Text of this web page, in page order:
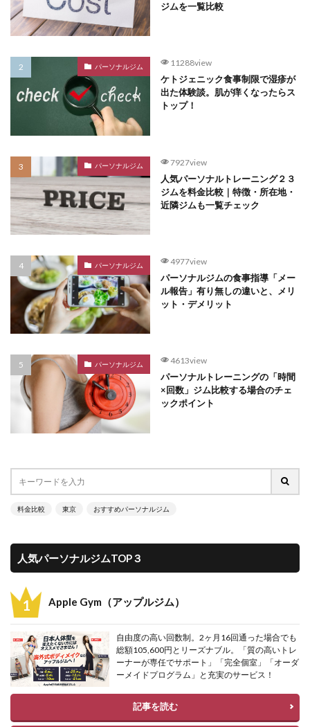
ジムを一覧比較
パーソナルジム 11288view
ケトジェニック食事制限で湿疹が
出た体験談。肌が痒くなったらス
トップ！
パーソナルジム 7927view
人気パーソナルトレーニング２３
ジムを料金比較｜特徴・所在地・
近隣ジムも一覧チェック
パーソナルジム 4977view
パーソナルジムの食事指導「メー
ル報告」有り無しの違いと、メリ
ット・デメリット
パーソナルジム 4613view
パーソナルトレーニングの「時間
×回数」ジム比較する場合のチェ
ックポイント
料金比較 東京 おすすめパーソナルジム
人気パーソナルジムTOP３
Apple Gym（アップルジム）
自由度の高い回数制。2ヶ月16回通った場合でも
総額105,600円とリーズナブル。「質の高いトレ
ーナーが専任でサポート」「完全個室」「オーダ
ーメイドプログラム」と充実のサービス！
記事を読む